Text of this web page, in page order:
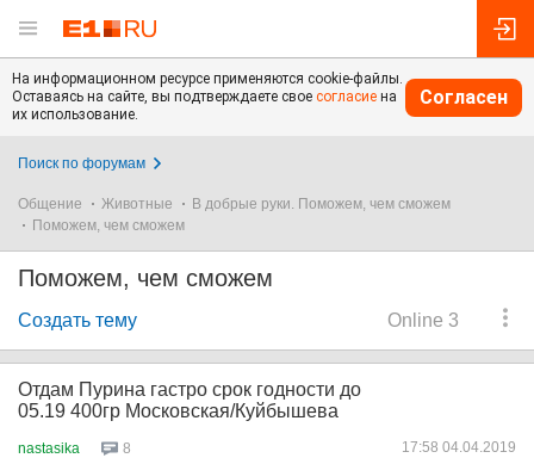
На информационном ресурсе применяются cookie-файлы.
Оставаясь на сайте, вы подтверждаете свое согласие на
их использование.
Согласен
Поиск по форумам
Общение Животные
В добрые руки. Поможем, чем сможем
Поможем, чем сможем
Поможем, чем сможем
Online 3
Создать тему
Отдам Пурина гастро срок годности до
05.19 400гр Московская/Куйбышева
nastasika 8 17:58 04.04.2019